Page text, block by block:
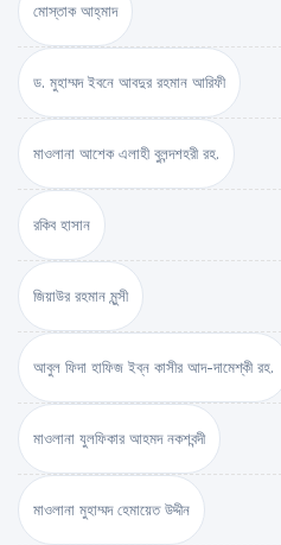
মোস্তাক আহ্‌মাদ
ড. মুহাম্মদ ইবনে আবদুর রহমান আরিফী
মাওলানা আশেক এলাহী বুলন্দশহরী রহ.
রকিব হাসান
জিয়াউর রহমান মুন্সী
আবুল ফিদা হাফিজ ইব্‌ন কাসীর আদ-দামেশ্‌কী রহ.
মাওলানা যুলফিকার আহমদ নকশবন্দী
মাওলানা মুহাম্মদ হেমায়েত উদ্দীন